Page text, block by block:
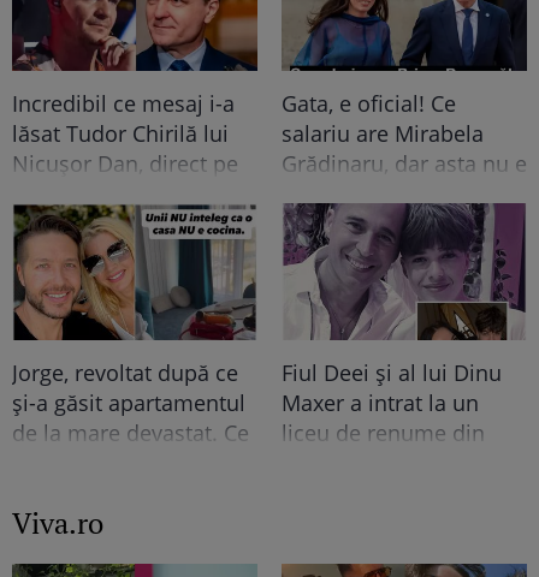
Incredibil ce mesaj i-a
lăsat Tudor Chirilă lui
Nicușor Dan, direct pe
oameni i-au dat like lui
Tudor! “Sunt curios cine
vă…”. Continuarea e șah
mat
Gata, e oficial! Ce
salariu are Mirabela
Grădinaru, dar asta nu e
declarația de avere! Da,
scrie negru pe alb! O
cheamă…
Jorge, revoltat după ce
și-a găsit apartamentul
de la mare devastat. Ce
Fiul Deei și al lui Dinu
Maxer a intrat la un
liceu de renume din
Viva.ro